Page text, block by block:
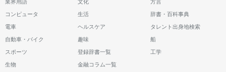
業界用語 文化 方言
コンピュータ 生活 辞書・百科事典
電車 ヘルスケア タレント出身地検索
自動車・バイク 趣味 船
スポーツ 登録辞書一覧 工学
生物 金融コラム一覧